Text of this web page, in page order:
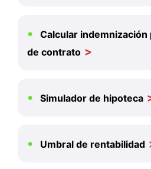
Calcular
de contrato
Simulador de hipoteca
Umbral de rentabilidad